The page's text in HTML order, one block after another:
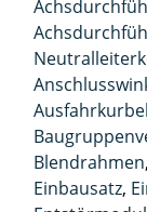
Ausfahrkurbel
Blendrahmen,
Einbausatz,